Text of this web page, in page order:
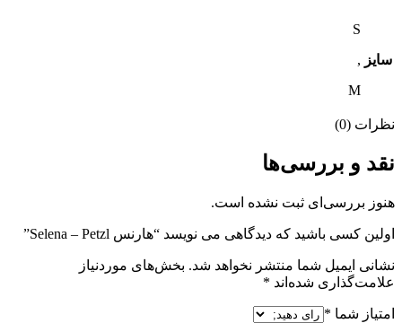
سایز
S
,
M
نظرات (0)
نقد و بررسی‌ها
هنوز بررسی‌ای ثبت نشده است.
اولین کسی باشید که دیدگاهی می نویسد “هارنس Selena – Petzl”
نشانی ایمیل شما منتشر نخواهد شد. بخش‌های موردنیاز
علامت‌گذاری شده‌اند *
امتیاز شما *